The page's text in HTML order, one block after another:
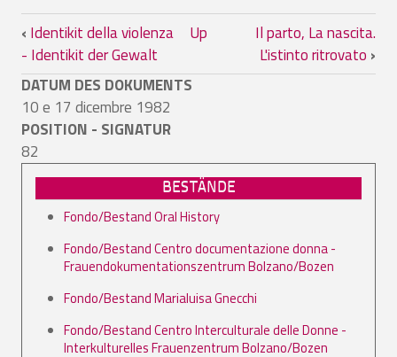
Book traversal links for Il mondo
‹ Identikit della violenza
- Identikit der Gewalt
Up
Il parto, La nascita.
L'istinto ritrovato ›
DATUM DES DOKUMENTS
10 e 17 dicembre 1982
POSITION - SIGNATUR
82
BESTÄNDE
Fondo/Bestand Oral History
Fondo/Bestand Centro documentazione donna -
Frauendokumentationszentrum Bolzano/Bozen
Fondo/Bestand Marialuisa Gnecchi
Fondo/Bestand Centro Interculturale delle Donne -
Interkulturelles Frauenzentrum Bolzano/Bozen